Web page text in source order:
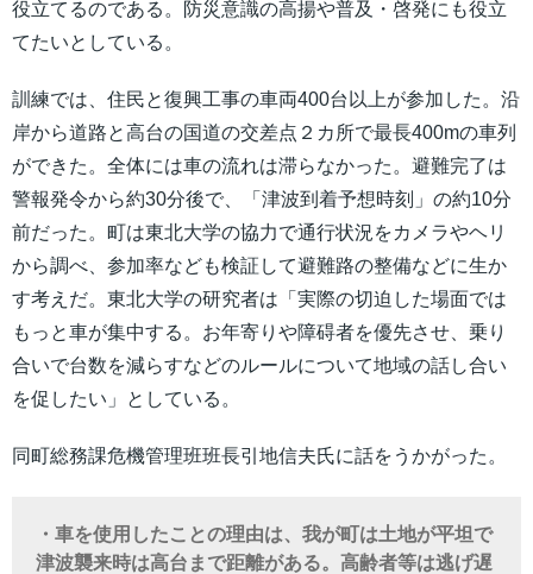
役立てるのである。防災意識の高揚や普及・啓発にも役立
てたいとしている。
訓練では、住民と復興工事の車両400台以上が参加した。沿
岸から道路と高台の国道の交差点２カ所で最長400mの車列
ができた。全体には車の流れは滞らなかった。避難完了は
警報発令から約30分後で、「津波到着予想時刻」の約10分
前だった。町は東北大学の協力で通行状況をカメラやヘリ
から調べ、参加率なども検証して避難路の整備などに生か
す考えだ。東北大学の研究者は「実際の切迫した場面では
もっと車が集中する。お年寄りや障碍者を優先させ、乗り
合いで台数を減らすなどのルールについて地域の話し合い
を促したい」としている。
同町総務課危機管理班班長引地信夫氏に話をうかがった。
・車を使用したことの理由は、我が町は土地が平坦で
津波襲来時は高台まで距離がある。高齢者等は逃げ遅